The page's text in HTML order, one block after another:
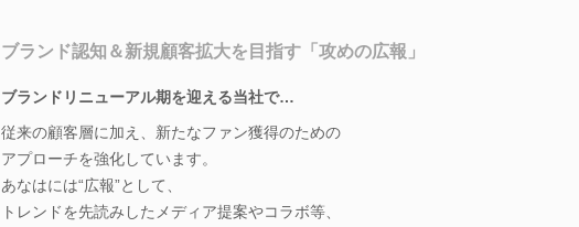
ブランド認知＆新規顧客拡大を目指す「攻めの広報」
ブランドリニューアル期を迎える当社で…
従来の顧客層に加え、新たなファン獲得のための
アプローチを強化しています。
あなはには“広報”として、
トレンドを先読みしたメディア提案やコラボ等、